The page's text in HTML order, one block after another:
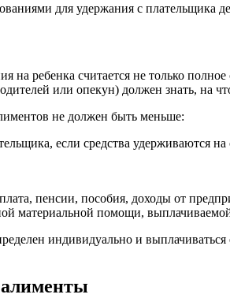
для удержания с плательщика
на ребенка считается не только
или опекун) должен знать, на
не должен быть меньше:
если средства удерживаются на
пенсии, пособия, доходы от
материальной помощи,
индивидуально и